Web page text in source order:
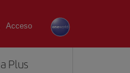
Acceso
Plus